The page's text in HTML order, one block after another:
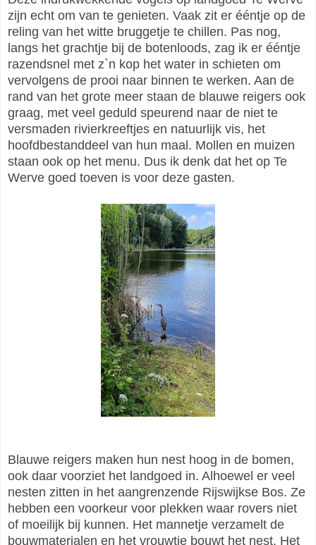
zijn echt om van te genieten. Vaak zit er ééntje op de
reling van het witte bruggetje te chillen. Pas nog,
langs het grachtje bij de botenloods, zag ik er ééntje
razendsnel met z`n kop het water in schieten om
vervolgens de prooi naar binnen te werken. Aan de
rand van het grote meer staan de blauwe reigers ook
graag, met veel geduld speurend naar de niet te
versmaden rivierkreeftjes en natuurlijk vis, het
hoofdbestanddeel van hun maal. Mollen en muizen
staan ook op het menu. Dus ik denk dat het op Te
Werve goed toeven is voor deze gasten.
Blauwe reigers maken hun nest hoog in de bomen,
ook daar voorziet het landgoed in. Alhoewel er veel
nesten zitten in het aangrenzende Rijswijkse Bos. Ze
hebben een voorkeur voor plekken waar rovers niet
of moeilijk bij kunnen. Het mannetje verzamelt de
bouwmaterialen en het vrouwtje bouwt het nest. Het